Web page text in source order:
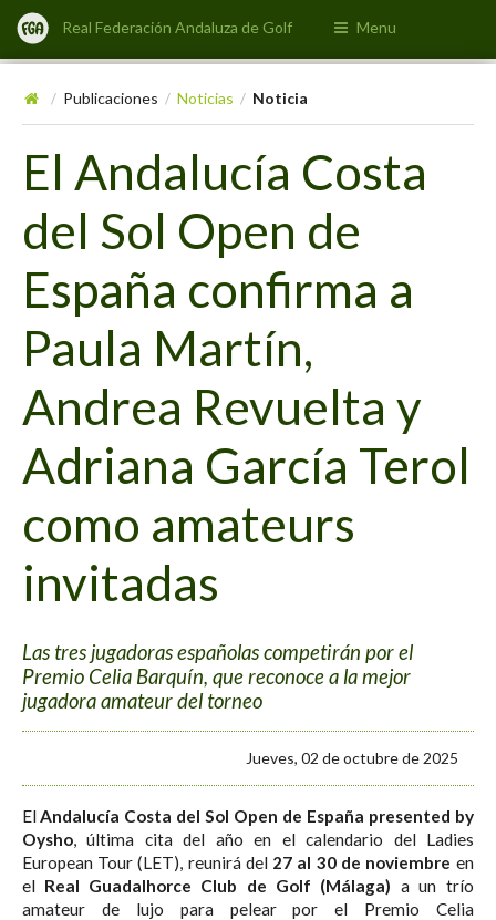
Real Federación Andaluza de Golf Menu
/ Publicaciones / Noticias / Noticia
El Andalucía Costa
del Sol Open de
España confirma a
Paula Martín,
Andrea Revuelta y
Adriana García Terol
como amateurs
invitadas
Las tres jugadoras españolas competirán por el
Premio Celia Barquín, que reconoce a la mejor
jugadora amateur del torneo
Jueves, 02 de octubre de 2025
ElAndalucía Costa del Sol Open de España presented by
Oysho, última cita del año en el calendario del Ladies
European Tour (LET), reunirá del 27 al 30 de noviembre en
el Real Guadalhorce Club de Golf (Málaga) a un trío
amateur de lujo para pelear por el Premio Celia